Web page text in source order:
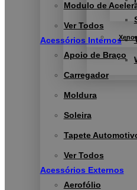
Modulo de
Ver Todos
Acessórios Internos
Apoio de Braço
Carregador
Moldura
Soleira
Tapete
Ver Todos
Acessórios Externos
Aerofólio